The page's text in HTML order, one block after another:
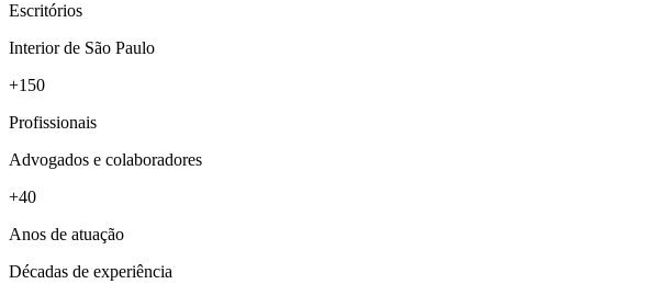
Escritórios
Interior de São Paulo
+150
Profissionais
Advogados e colaboradores
+40
Anos de atuação
Décadas de experiência